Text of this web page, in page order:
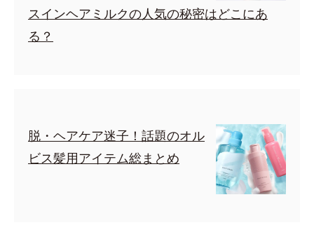
スインヘアミルクの人気の秘密はどこにあ
る？
脱・ヘアケア迷子！話題のオル
ビス髪用アイテム総まとめ